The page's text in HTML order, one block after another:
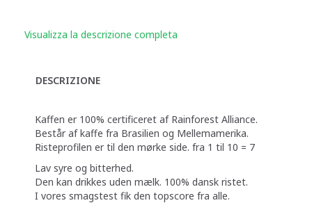
Visualizza la descrizione completa
DESCRIZIONE
Kaffen er 100% certificeret af Rainforest Alliance.
Består af kaffe fra Brasilien og Mellemamerika.
Risteprofilen er til den mørke side. fra 1 til 10 = 7
Lav syre og bitterhed.
Den kan drikkes uden mælk. 100% dansk ristet.
I vores smagstest fik den topscore fra alle.